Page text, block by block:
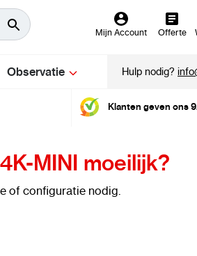
Mijn Account Offerte
Observatie Hulp nodig?
Klanten geven ons
MINI moeilijk?
of configuratie nodig.